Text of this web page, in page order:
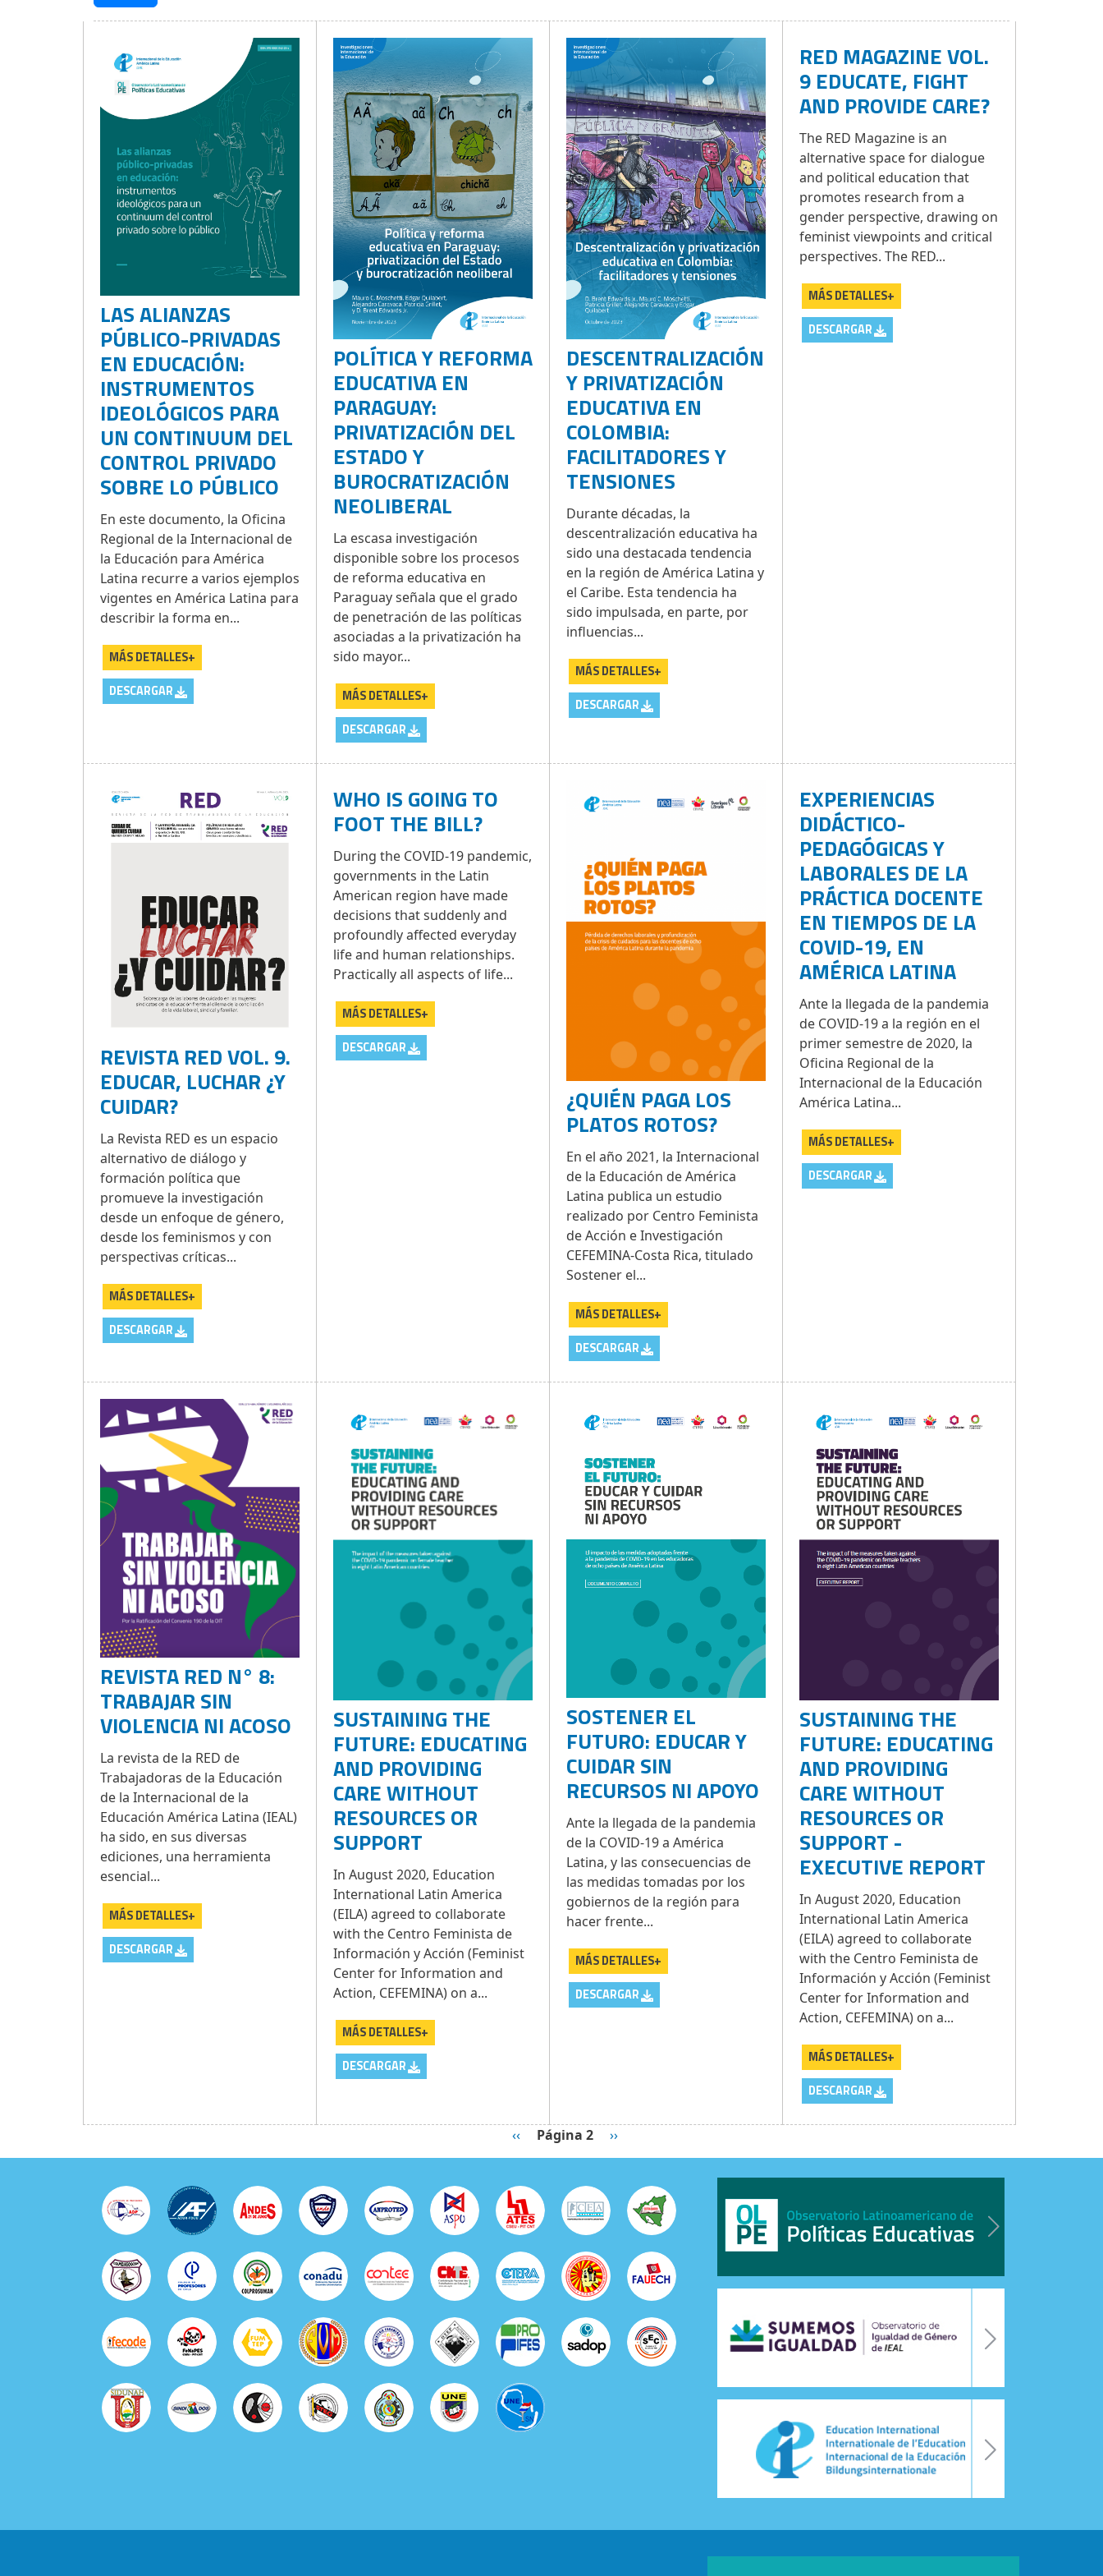
LAS ALIANZAS
PÚBLICO-PRIVADAS
EN EDUCACIÓN:
INSTRUMENTOS
IDEOLÓGICOS PARA
UN CONTINUUM DEL
CONTROL PRIVADO
SOBRE LO PÚBLICO
En este documento, la Oficina
Regional de la Internacional de
la Educación para América
Latina recurre a varios ejemplos
vigentes en América Latina para
describir la forma en...
MÁS DETALLES+
DESCARGAR
POLÍTICA Y REFORMA
EDUCATIVA EN
PARAGUAY:
PRIVATIZACIÓN DEL
ESTADO Y
BUROCRATIZACIÓN
NEOLIBERAL
La escasa investigación
disponible sobre los procesos
de reforma educativa en
Paraguay señala que el grado
de penetración de las políticas
asociadas a la privatización ha
sido mayor...
MÁS DETALLES+
DESCARGAR
DESCENTRALIZACIÓN
Y PRIVATIZACIÓN
EDUCATIVA EN
COLOMBIA:
FACILITADORES Y
TENSIONES
Durante décadas, la
descentralización educativa ha
sido una destacada tendencia
en la región de América Latina y
el Caribe. Esta tendencia ha
sido impulsada, en parte, por
influencias...
MÁS DETALLES+
DESCARGAR
RED MAGAZINE VOL.
9 EDUCATE, FIGHT
AND PROVIDE CARE?
The RED Magazine is an
alternative space for dialogue
and political education that
promotes research from a
gender perspective, drawing on
feminist viewpoints and critical
perspectives. The RED...
MÁS DETALLES+
DESCARGAR
REVISTA RED VOL. 9.
EDUCAR, LUCHAR ¿Y
CUIDAR?
La Revista RED es un espacio
alternativo de diálogo y
formación política que
promueve la investigación
desde un enfoque de género,
desde los feminismos y con
perspectivas críticas...
MÁS DETALLES+
DESCARGAR
WHO IS GOING TO
FOOT THE BILL?
During the COVID-19 pandemic,
governments in the Latin
American region have made
decisions that suddenly and
profoundly affected everyday
life and human relationships.
Practically all aspects of life...
MÁS DETALLES+
DESCARGAR
¿QUIÉN PAGA LOS
PLATOS ROTOS?
En el año 2021, la Internacional
de la Educación de América
Latina publica un estudio
realizado por Centro Feminista
de Acción e Investigación
CEFEMINA-Costa Rica, titulado
Sostener el...
MÁS DETALLES+
DESCARGAR
EXPERIENCIAS
DIDÁCTICO-
PEDAGÓGICAS Y
LABORALES DE LA
PRÁCTICA DOCENTE
EN TIEMPOS DE LA
COVID-19, EN
AMÉRICA LATINA
Ante la llegada de la pandemia
de COVID-19 a la región en el
primer semestre de 2020, la
Oficina Regional de la
Internacional de la Educación
América Latina...
MÁS DETALLES+
DESCARGAR
REVISTA RED N° 8:
TRABAJAR SIN
VIOLENCIA NI ACOSO
La revista de la RED de
Trabajadoras de la Educación
de la Internacional de la
Educación América Latina (IEAL)
ha sido, en sus diversas
ediciones, una herramienta
esencial...
MÁS DETALLES+
DESCARGAR
SUSTAINING THE
FUTURE: EDUCATING
AND PROVIDING
CARE WITHOUT
RESOURCES OR
SUPPORT
In August 2020, Education
International Latin America
(EILA) agreed to collaborate
with the Centro Feminista de
Información y Acción (Feminist
Center for Information and
Action, CEFEMINA) on a...
MÁS DETALLES+
DESCARGAR
SOSTENER EL
FUTURO: EDUCAR Y
CUIDAR SIN
RECURSOS NI APOYO
Ante la llegada de la pandemia
de la COVID-19 a América
Latina, y las consecuencias de
las medidas tomadas por los
gobiernos de la región para
hacer frente...
MÁS DETALLES+
DESCARGAR
SUSTAINING THE
FUTURE: EDUCATING
AND PROVIDING
CARE WITHOUT
RESOURCES OR
SUPPORT -
EXECUTIVE REPORT
In August 2020, Education
International Latin America
(EILA) agreed to collaborate
with the Centro Feminista de
Información y Acción (Feminist
Center for Information and
Action, CEFEMINA) on a...
MÁS DETALLES+
DESCARGAR
Página anterior
‹‹ Página 2 Siguiente página
››